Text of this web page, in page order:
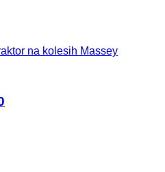
na kolesih Massey